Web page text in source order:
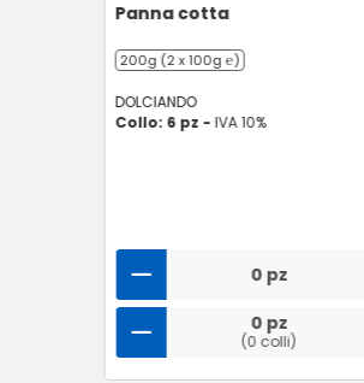
Panna cotta
200g (2 x 100g ℮)
DOLCIANDO
Collo: 6 pz - IVA 10%
0 pz
0 pz
(0 colli)